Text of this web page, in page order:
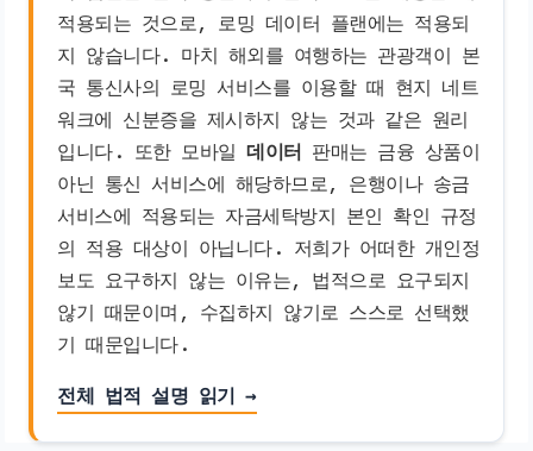
적용되는 것으로, 로밍 데이터 플랜에는 적용되
지 않습니다. 마치 해외를 여행하는 관광객이 본
국 통신사의 로밍 서비스를 이용할 때 현지 네트
워크에 신분증을 제시하지 않는 것과 같은 원리
입니다. 또한 모바일 데이터 판매는 금융 상품이
아닌 통신 서비스에 해당하므로, 은행이나 송금
서비스에 적용되는 자금세탁방지 본인 확인 규정
의 적용 대상이 아닙니다. 저희가 어떠한 개인정
보도 요구하지 않는 이유는, 법적으로 요구되지
않기 때문이며, 수집하지 않기로 스스로 선택했
기 때문입니다.
전체 법적 설명 읽기 →